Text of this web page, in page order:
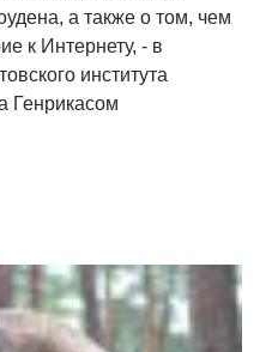
а также о том, чем
к Интернету, - в
института
Генрикасом